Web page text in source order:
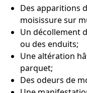
Des apparitions
moisissure sur
Un décollement
ou des enduits;
Une altération
parquet;
Des odeurs de